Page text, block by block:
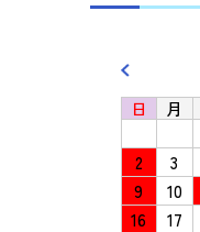
日
月
2
3
9
10
16
17